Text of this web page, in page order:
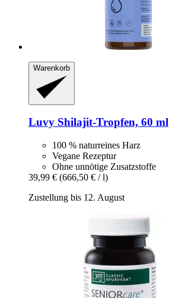
Warenkorb
Luvy Shilajit-​Tropfen, 60 ml
100 % naturreines Harz
Vegane Rezeptur
Ohne unnötige Zusatzstoffe
39,99 € (666,50 € / l)
Zustellung bis 12. August